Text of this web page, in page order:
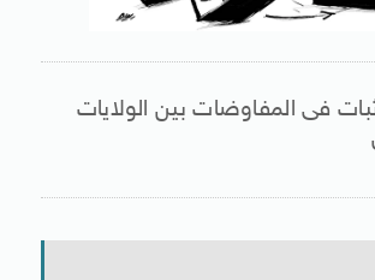
فى المفاوضات بين الولايات